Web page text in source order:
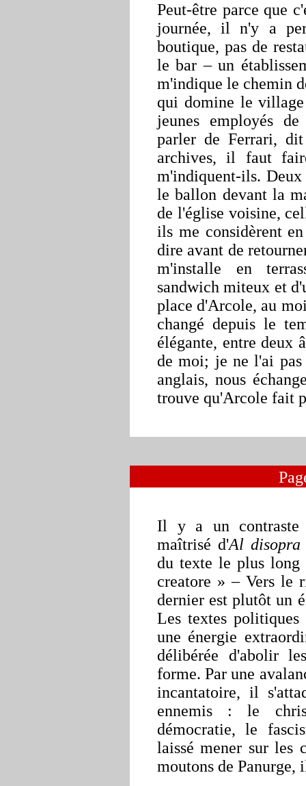
Peut-être parce que
journée, il n'y a
boutique, pas de
le bar – un
m'indique le chemin
qui domine le village
jeunes employés
parler de Ferrari,
archives, il faut
m'indiquent-ils. Deux
le ballon devant la
de l'église voisine,
ils me considèrent
dire avant de
m'installe en
sandwich miteux et
place d'Arcole, au
changé depuis le
élégante, entre deux
de moi; je ne l'ai
anglais, nous
trouve qu'Arcole fait
Il y a un contraste
maîtrisé d'Al disopra
du texte le plus
creatore » – Vers le
dernier est plutôt un
Les textes
une énergie
délibérée d'abolir
forme. Par une
incantatoire, il
ennemis : le
démocratie, le
laissé mener sur les
moutons de Panurge,